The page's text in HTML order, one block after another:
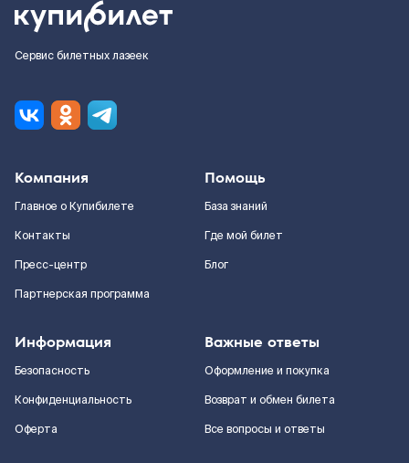
Сервис билетных лазеек
Компания
Главное о Купибилете
Контакты
Пресс-центр
Партнерская программа
Помощь
База знаний
Где мой билет
Блог
Информация
Безопасность
Конфиденциальность
Оферта
Важные ответы
Оформление и покупка
Возврат и обмен билета
Все вопросы и ответы